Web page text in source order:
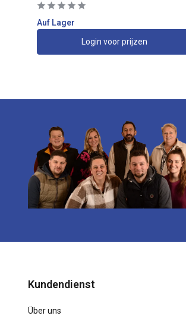
Auf Lager
Login voor prijzen
Kundendienst
Über uns